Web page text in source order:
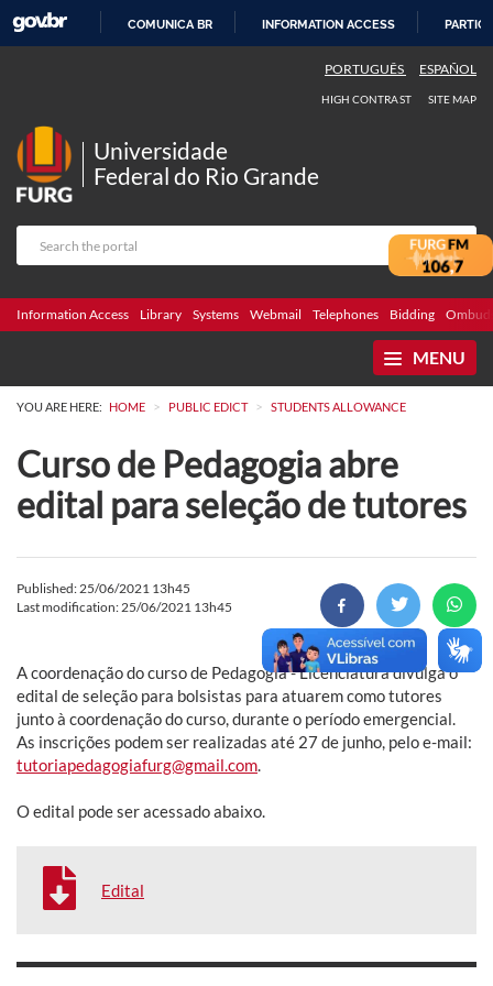
COMUNICA BR INFORMATION ACCESS
PORTUGUÊS ESPAÑOL
HIGH CONTRAST SITE MAP
Universidade
Federal do Rio Grande
Information Access Library Systems Webmail Telephones Bidding
MENU
YOU ARE HERE: HOME > PUBLIC EDICT > STUDENTS ALLOWANCE
Curso de Pedagogia abre
edital para seleção de tutores
Published: 25/06/2021 13h45
Last modification: 25/06/2021 13h45
A coordenação do curso de Pedagogia - Licenciatura divulga o
edital de seleção para bolsistas para atuarem como tutores
junto à coordenação do curso, durante o período emergencial.
As inscrições podem ser realizadas até 27 de junho, pelo e-mail:
tutoriapedagogiafurg@gmail.com
O edital pode ser acessado abaixo.
Edital